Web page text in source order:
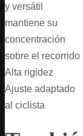
y versátil
mantiene su
concentración
sobre el recorrido
Alta rigidez
Ajuste adaptado
al ciclista